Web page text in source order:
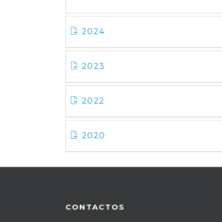
2024
2023
2022
2020
CONTACTOS